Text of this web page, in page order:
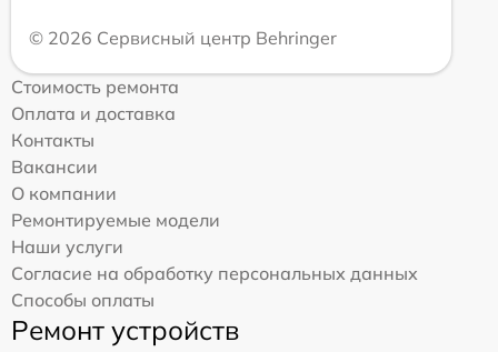
© 2026 Сервисный центр Behringer
Стоимость ремонта
Оплата и доставка
Контакты
Вакансии
О компании
Ремонтируемые модели
Наши услуги
Согласие на обработку персональных данных
Способы оплаты
Ремонт устройств